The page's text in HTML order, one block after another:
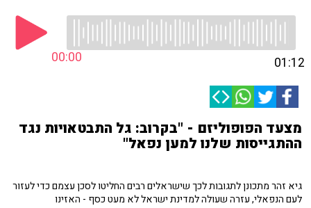
00:00 01:12
מצעד הפופוליזם - "בקרוב: גל התבטאויות נגד
ההתגייסות שלנו למען נפאל"
גיא זהר מתכונן לתגובות לכך שישראלים רבים החליטו לסכן עצמם כדי לעזור
לעם הנפאלי, עזרה שעולה למדינת ישראל לא מעט כסף - האזינו